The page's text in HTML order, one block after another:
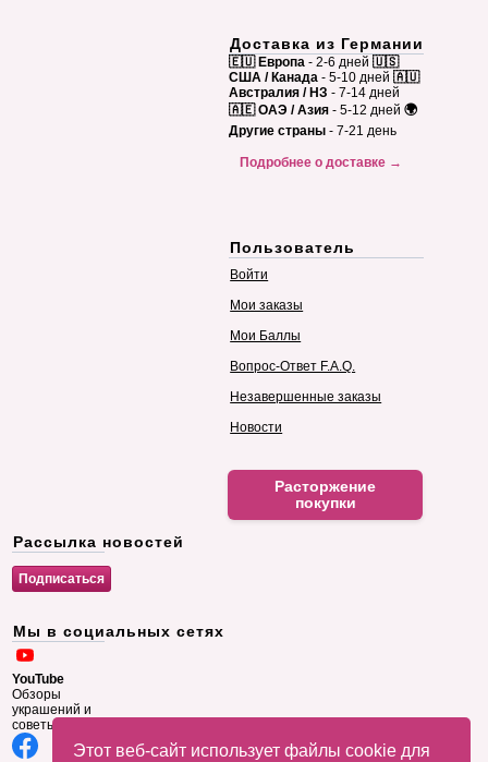
Этот веб-сайт использует файлы cookie для
Доставка из Германии
🇪🇺 Европа - 2-6 дней 🇺🇸
США / Канада - 5-10 дней 🇦🇺
Австралия / НЗ - 7-14 дней
🇦🇪 ОАЭ / Азия - 5-12 дней 🌍
Другие страны - 7-21 день
Подробнее о доставке →
Пользователь
Войти
Мои заказы
Мои Баллы
Вопрос-Ответ F.A.Q.
Незавершенные заказы
Новости
Расторжение
покупки
Рассылка новостей
Мы в социальных сетях
YouTube
Обзоры
украшений и
советы